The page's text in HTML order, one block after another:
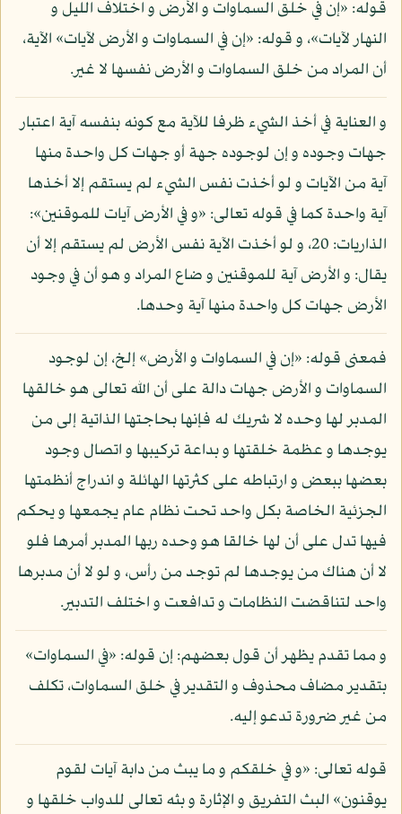
قوله: «إن في خلق السماوات و الأرض و اختلاف الليل و
النهار لآيات»، و قوله: «إن في السماوات و الأرض لآيات» الآية،
أن المراد من خلق السماوات و الأرض نفسها لا غير.
و العناية في أخذ الشيء ظرفا للآية مع كونه بنفسه آية اعتبار
جهات وجوده و إن لوجوده جهة أو جهات كل واحدة منها
آية من الآيات و لو أخذت نفس الشيء لم يستقم إلا أخذها
آية واحدة كما في قوله تعالى: «و في الأرض آيات للموقنين»:
الذاريات: 20، و لو أخذت الآية نفس الأرض لم يستقم إلا أن
يقال: و الأرض آية للموقنين و ضاع المراد و هو أن في وجود
الأرض جهات كل واحدة منها آية وحدها.
فمعنى قوله: «إن في السماوات و الأرض» إلخ، إن لوجود
السماوات و الأرض جهات دالة على أن الله تعالى هو خالقها
المدبر لها وحده لا شريك له فإنها بحاجتها الذاتية إلى من
يوجدها و عظمة خلقتها و بداعة تركيبها و اتصال وجود
بعضها ببعض و ارتباطه على كثرتها الهائلة و اندراج أنظمتها
الجزئية الخاصة بكل واحد تحت نظام عام يجمعها و يحكم
فيها تدل على أن لها خالقا هو وحده ربها المدبر أمرها فلو
لا أن هناك من يوجدها لم توجد من رأس، و لو لا أن مدبرها
واحد لتناقضت النظامات و تدافعت و اختلف التدبير.
و مما تقدم يظهر أن قول بعضهم: إن قوله: «في السماوات»
بتقدير مضاف محذوف و التقدير في خلق السماوات، تكلف
من غير ضرورة تدعو إليه.
قوله تعالى: «و في خلقكم و ما يبث من دابة آيات لقوم
يوقنون» البث التفريق و الإثارة و بثه تعالى للدواب خلقها و